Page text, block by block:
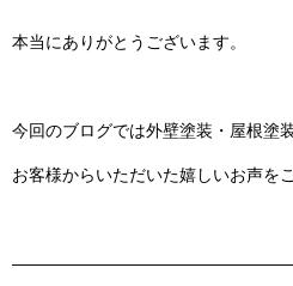
本当にありがとうございます。
今回のブログでは外壁塗装・屋根塗
お客様からいただいた嬉しいお声を